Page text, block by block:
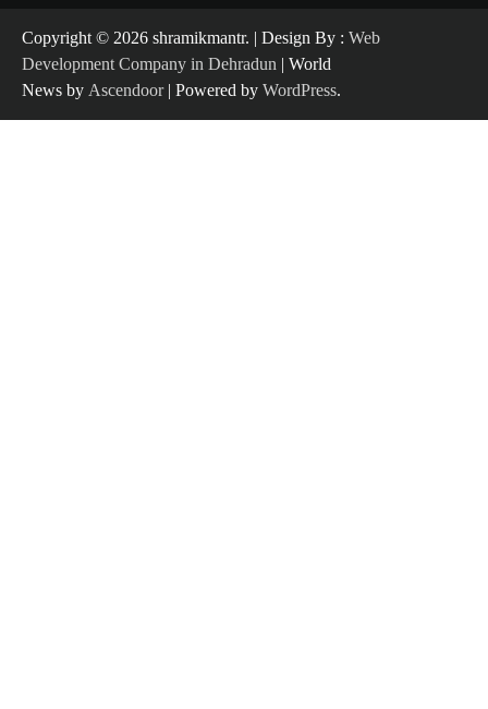
Copyright ©️ 2026 shramikmantr. | Design By : Web
Development Company in Dehradun | World
News by Ascendoor| Powered by WordPress.